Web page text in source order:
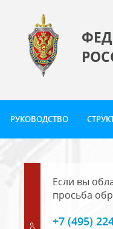
РУКОВОДСТВО
Если вы
просьба
+7 (495)